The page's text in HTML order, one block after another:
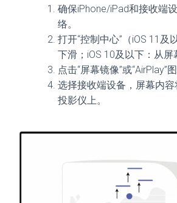
确保iPhone/iPad和接收端
络。
打开“控制中心”（iOS 11及
下滑；iOS 10及以下：从屏
点击“屏幕镜像”或“AirPlay”图
选择接收端设备，屏幕内
投影仪上。